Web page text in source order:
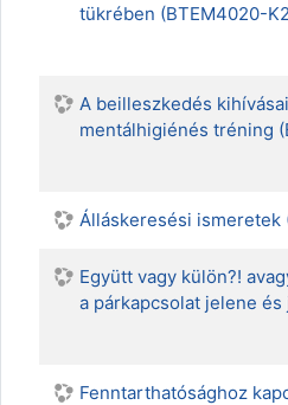
tükrében (BTEM4020-
A beilleszkedés
mentálhigiénés tréning
Álláskeresési ismeretek
Együtt vagy külön?!
a párkapcsolat jelene
Fenntarthatósághoz